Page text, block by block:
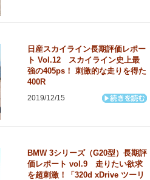
日産スカイライン長期評価レポー
ト Vol.12 スカイライン史上最
強の405ps！ 刺激的な走りを得た
400R
2019/12/15
BMW 3シリーズ（G20型）長期評
価レポート vol.9 走りたい欲求
を超刺激！「320d xDrive ツーリ